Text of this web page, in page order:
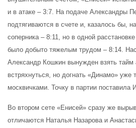
и в атаке – 3:7. На подаче Александры
подтягиваются в счете и, казалось бы,
соперника – 8:11, но в одной
было добыто тяжелым трудом – 8:14.
Александр Кошкин вынужден взять тайм
встряхнуться, но догнать «Динамо» уже
москвичками. Точку в партии поставила
Во втором сете «Енисей» сразу же
отличаются Наталья Назарова и